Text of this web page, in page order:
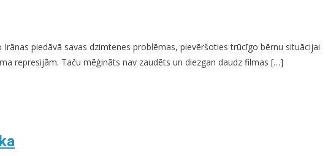
piedāvā savas dzimtenes problēmas, pievēršoties trūcīgo bērnu situācijai
represijām. Taču mēģināts nav zaudēts un diezgan daudz filmas […]